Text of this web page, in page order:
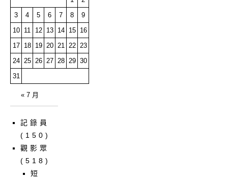
3
4 5 6 7 8
9
10
11 12 13 14 15
16
17
18 19 20 21 22 23
24 25 26 27 28 29 30
31
« 7 月
記錄員
(150)
觀影眾
(518)
短